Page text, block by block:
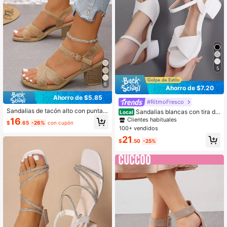
6
Ahorro de $5.85
Sandalias de tacón alto con punta a
bierta nuevas para el verano 2026,
sandalias de estilo romano retro co
$16.65 -26% con cupón
5
Ahorro de $7.20
#RitmoFresco
Local Sandalias blancas con tira de
tobillo y tacón grueso para mujer, at
uendos de primavera y verano
Clientes habituales
100+ vendidos
$21.50 -25%